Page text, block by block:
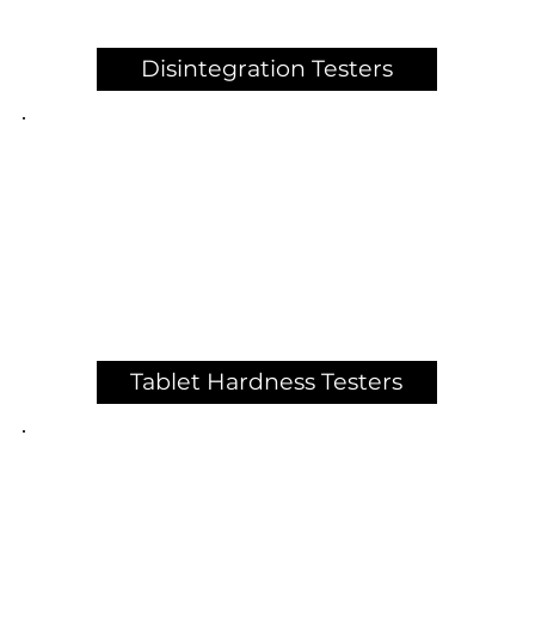
Disintegration Testers
Tablet Hardness Testers